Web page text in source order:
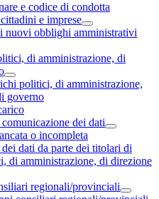
e codice di condotta
e imprese
nuovi obblighi amministrativi
di amministrazione, di
politici, di amministrazione,
governo
dei dati
o incompleta
dati da parte dei titolari di
di amministrazione, di direzione
regionali/provinciali